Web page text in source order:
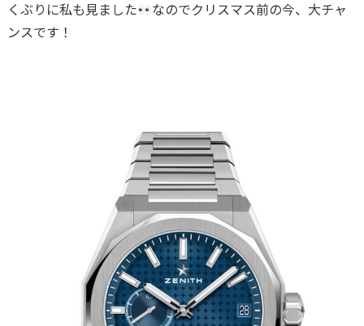
くぶりに私も見ました
なのでクリスマス前の今、大チャ
ンスです！